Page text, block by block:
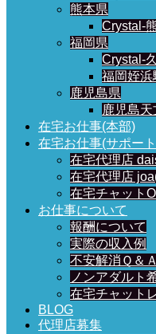
熊本県
Crystal-
福岡県
Crystal-
福岡姪浜
鹿児島県
鹿児島
在宅お仕事(本部)
在宅お仕事(サポー
在宅代理店
在宅代理店
在宅チャット
お仕事について
報酬について
実際の収入例
不安解消Ｑ＆Ａ
ノンアダルト
在宅チャット
BLOG
代理店募集